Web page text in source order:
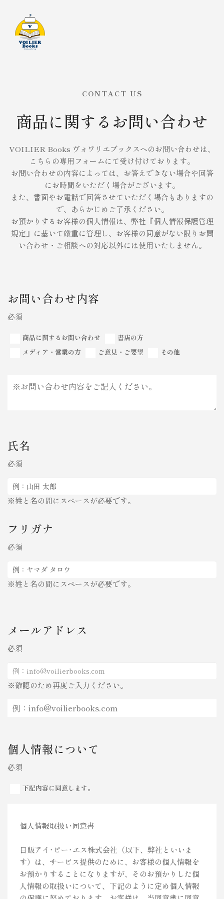
CONTACT US
商品に関するお問い合わせ
VOILIER Books ヴォワリエブックスへのお問い合わせは、
こちらの専用フォームにて受け付けております。
お問い合わせの内容によっては、お答えできない場合や回答
にお時間をいただく場合がございます。
また、書面やお電話で回答させていただく場合もありますの
で、あらかじめご了承ください。
お預かりするお客様の個人情報は、弊社『個人情報保護管理
規定』に基いて厳重に管理し、お客様の同意がない限りお問
い合わせ・ご相談への対応以外には使用いたしません。
お問い合わせ内容
必須
商品に関するお問い合わせ
書店の方
メディア・営業の方
ご意見・ご要望 その他
氏名
必須
※姓と名の間にスペースが必要です。
フリガナ
必須
※姓と名の間にスペースが必要です。
メールアドレス
必須
※確認のため再度ご入力ください。
個人情報について
必須
下記内容に同意します。
個人情報取扱い同意書
日販アイ･ピー･エス株式会社（以下、弊社といいま
す）は、サービス提供のために、お客様の個人情報を
お預かりすることになりますが、そのお預かりした個
人情報の取扱いについて、下記のように定め個人情報